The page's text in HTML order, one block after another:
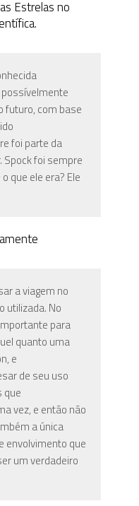
Estrelas no
futuro, com base
foi parte da
Spock foi sempre
o que ele era? Ele
a viagem no
utilizada. No
para
quanto uma
e
de seu uso
que
vez, e então não
a única
envolvimento que
um verdadeiro